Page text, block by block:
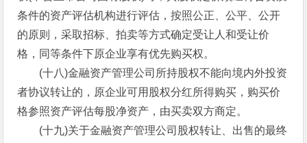
条件的资产评估机构进行评估，按照公正、公平、公开
的原则，采取招标、拍卖等方式确定受让人和受让价
格，同等条件下原企业享有优先购买权。
(十八)金融资产管理公司所持股权不能向境内外投资
者协议转让的，原企业可用股权分红所得购买，购买价
格参照资产评估每股净资产，由买卖双方商定。
(十九)关于金融资产管理公司股权转让、出售的最终